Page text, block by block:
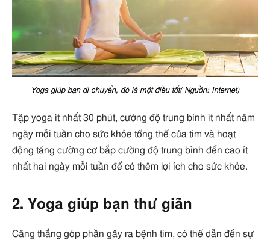
Yoga giúp bạn di chuyển, đó là một điều tốt( Nguồn: Internet)
Tập yoga ít nhất 30 phút, cường độ trung bình ít nhất năm
ngày mỗi tuần cho sức khỏe tổng thể của tim và hoạt
động tăng cường cơ bắp cường độ trung bình đến cao ít
nhất hai ngày mỗi tuần để có thêm lợi ích cho sức khỏe.
2. Yoga giúp bạn thư giãn
Căng thẳng góp phần gây ra bệnh tim, có thể dẫn đến sự